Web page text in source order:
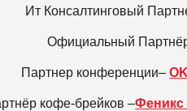
Ит Консалтинговый
Официальный
Партнер конференции–
кофе-брейков –Феникс